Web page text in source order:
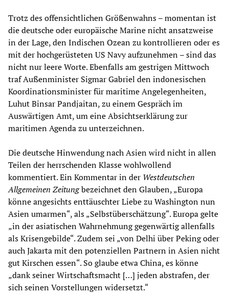
Trotz des offensichtlichen Größenwahns – momentan ist
die deutsche oder europäische Marine nicht ansatzweise
in der Lage, den Indischen Ozean zu kontrollieren oder es
mit der hochgerüsteten US Navy aufzunehmen – sind das
nicht nur leere Worte. Ebenfalls am gestrigen Mittwoch
traf Außenminister Sigmar Gabriel den indonesischen
Koordinationsminister für maritime Angelegenheiten,
Luhut Binsar Pandjaitan, zu einem Gespräch im
Auswärtigen Amt, um eine Absichtserklärung zur
maritimen Agenda zu unterzeichnen.
Die deutsche Hinwendung nach Asien wird nicht in allen
Teilen der herrschenden Klasse wohlwollend
kommentiert. Ein Kommentar in der Westdeutschen
Allgemeinen Zeitungbezeichnet den Glauben, „Europa
könne angesichts enttäuschter Liebe zu Washington nun
Asien umarmen“, als „Selbstüberschätzung“. Europa gelte
„in der asiatischen Wahrnehmung gegenwärtig allenfalls
als Krisengebilde“. Zudem sei „von Delhi über Peking oder
auch Jakarta mit den potenziellen Partnern in Asien nicht
gut Kirschen essen“. So glaube etwa China, es könne
„dank seiner Wirtschaftsmacht […] jeden abstrafen, der
sich seinen Vorstellungen widersetzt.“